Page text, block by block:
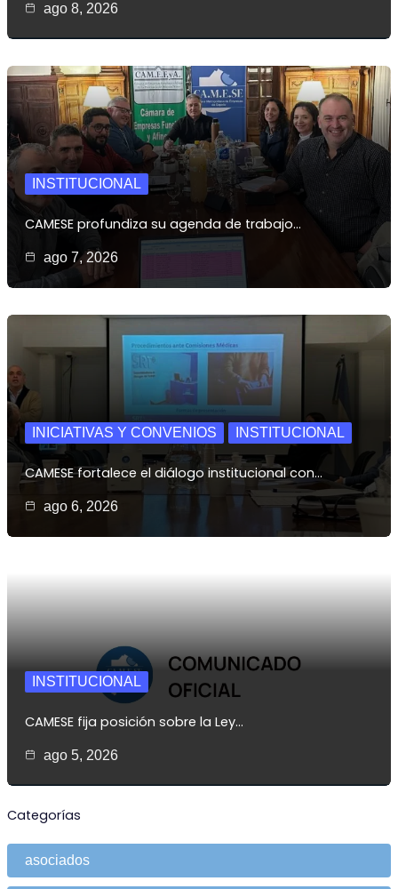
ago 8, 2026
INSTITUCIONAL
CAMESE profundiza su agenda de trabajo…
ago 7, 2026
INICIATIVAS Y CONVENIOS INSTITUCIONAL
CAMESE fortalece el diálogo institucional con…
ago 6, 2026
INSTITUCIONAL
CAMESE fija posición sobre la Ley…
ago 5, 2026
Categorías
asociados